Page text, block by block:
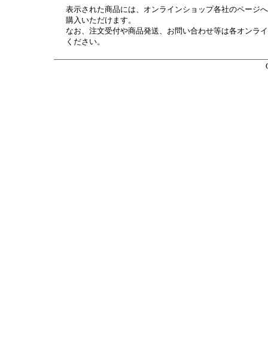
表示された商品には、オンラインショップ各社のページ
購入いただけます。
なお、注文受付や商品発送、お問い合わせ等は各オンラ
ください。